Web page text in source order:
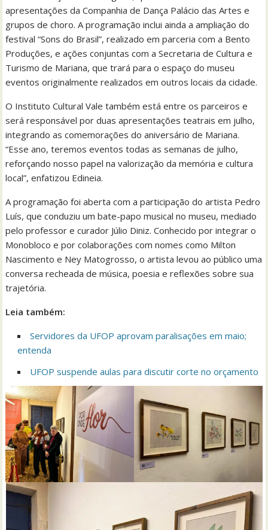
apresentações da Companhia de Dança Palácio das Artes e
grupos de choro. A programação inclui ainda a ampliação do
festival “Sons do Brasil”, realizado em parceria com a Bento
Produções, e ações conjuntas com a Secretaria de Cultura e
Turismo de Mariana, que trará para o espaço do museu
eventos originalmente realizados em outros locais da cidade.
O Instituto Cultural Vale também está entre os parceiros e
será responsável por duas apresentações teatrais em julho,
integrando as comemorações do aniversário de Mariana.
“Esse ano, teremos eventos todas as semanas de julho,
reforçando nosso papel na valorização da memória e cultura
local”, enfatizou Edineia.
A programação foi aberta com a participação do artista Pedro
Luís, que conduziu um bate-papo musical no museu, mediado
pelo professor e curador Júlio Diniz. Conhecido por integrar o
Monobloco e por colaborações com nomes como Milton
Nascimento e Ney Matogrosso, o artista levou ao público uma
conversa recheada de música, poesia e reflexões sobre sua
trajetória.
Leia também:
Servidores da UFOP aprovam paralisações em maio;
entenda
UFOP suspende aulas para discutir corte no orçamento